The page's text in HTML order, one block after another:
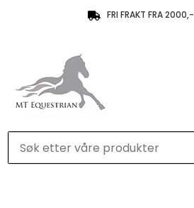
 FRI FRAKT FRA 2000,-